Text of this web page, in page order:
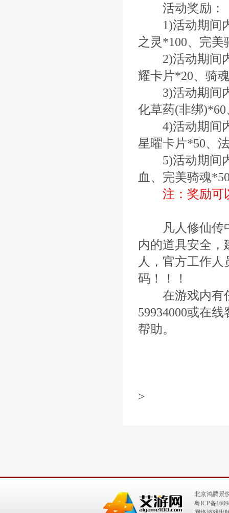
活动奖励：
1)活动期间内
之灵*100、完美
2)活动期间内
耀卡片*20、骑
3)活动期间内
化草药(非绑
4)活动期间内
星曜卡片*50、
5)活动期间内
血、完美骑魂
注：奖励可
凡人修仙传中
内的道具安全，
人，官方工作
码！！！
在游戏内有任
59934000或在
帮助。
>
北京鸿腾景
粤ICP备